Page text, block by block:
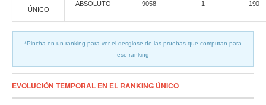
ÚNICO
ABSOLUTO 9058 1 190
*Pincha en un ranking para ver el desglose de las pruebas que computan para
ese ranking
EVOLUCIÓN TEMPORAL EN EL RANKING ÚNICO